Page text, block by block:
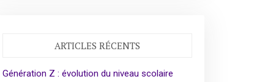
ARTICLES RÉCENTS
Génération Z : évolution du niveau scolaire